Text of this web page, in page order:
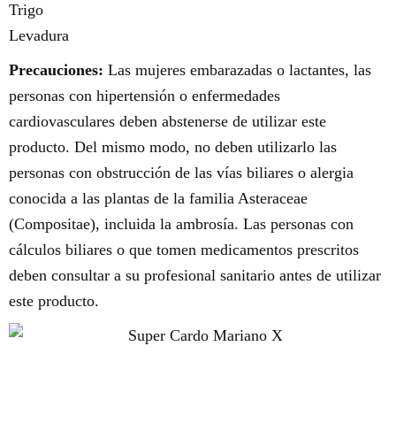
Trigo
Levadura
Precauciones: Las mujeres embarazadas o lactantes, las
personas con hipertensión o enfermedades
cardiovasculares deben abstenerse de utilizar este
producto. Del mismo modo, no deben utilizarlo las
personas con obstrucción de las vías biliares o alergia
conocida a las plantas de la familia Asteraceae
(Compositae), incluida la ambrosía. Las personas con
cálculos biliares o que tomen medicamentos prescritos
deben consultar a su profesional sanitario antes de utilizar
este producto.